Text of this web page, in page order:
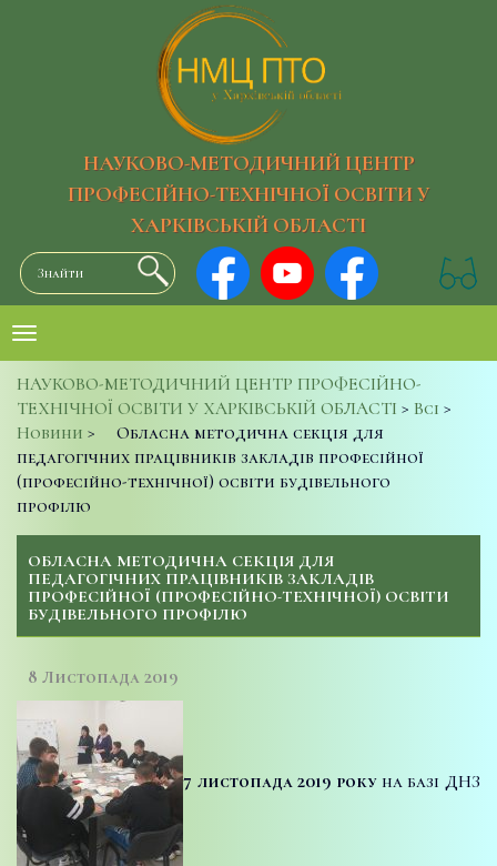
НАУКОВО-МЕТОДИЧНИЙ ЦЕНТР
ПРОФЕСІЙНО-ТЕХНІЧНОЇ ОСВІТИ У
ХАРКІВСЬКІЙ ОБЛАСТІ
НАУКОВО-МЕТОДИЧНИЙ ЦЕНТР ПРОФЕСІЙНО-
ТЕХНІЧНОЇ ОСВІТИ У ХАРКІВСЬКІЙ ОБЛАСТІ > Всі >
Новини >
Обласна методична секція для
педагогічних працівників закладів професійної
(професійно-технічної) освіти будівельного
профілю
ОБЛАСНА МЕТОДИЧНА СЕКЦІЯ ДЛЯ
ПЕДАГОГІЧНИХ ПРАЦІВНИКІВ ЗАКЛАДІВ
ПРОФЕСІЙНОЇ (ПРОФЕСІЙНО-ТЕХНІЧНОЇ) ОСВІТИ
БУДІВЕЛЬНОГО ПРОФІЛЮ
8 Листопада 2019
7 листопада 2019 року на базі ДНЗ